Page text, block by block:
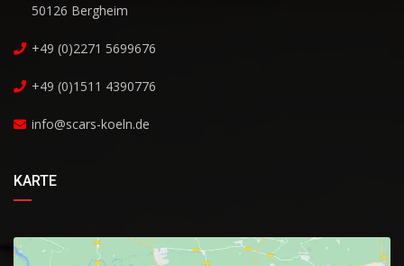
50126 Bergheim
+49 (0)2271 5699676
+49 (0)1511 4390776
info@scars-koeln.de
KARTE